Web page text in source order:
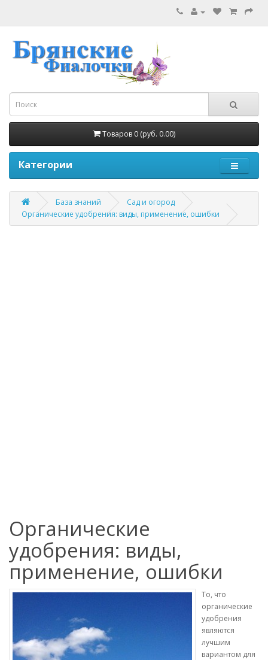
Товаров 0 (руб. 0.00)
Категории
База знаний
Сад и огород
Органические удобрения: виды, применение, ошибки
Органические
удобрения: виды,
применение, ошибки
То, что
органические
удобрения
являются
лучшим
вариантом для